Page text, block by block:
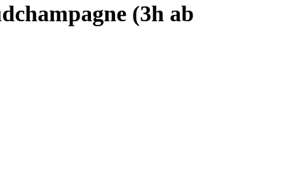
(3h ab